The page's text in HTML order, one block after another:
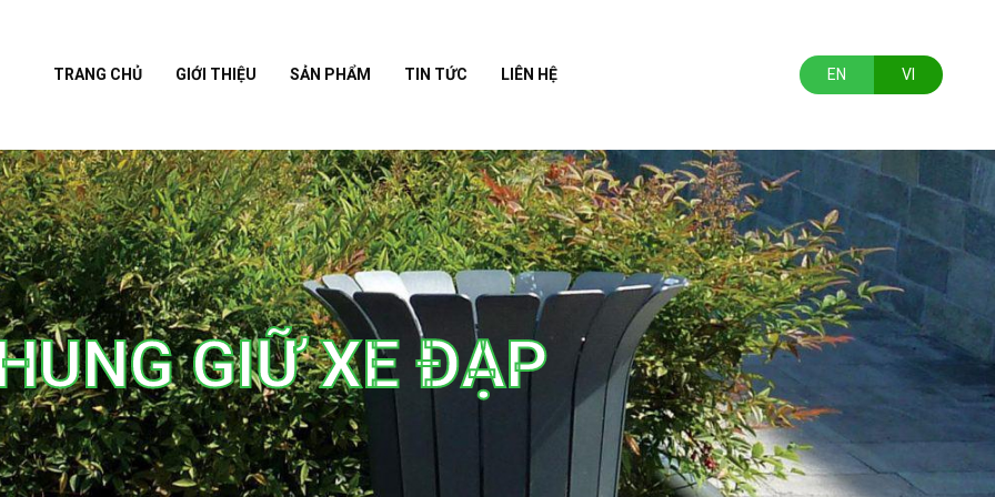
TRANG CHỦ GIỚI THIỆU SẢN PHẨM TIN TỨC LIÊN HỆ EN VI
GIỮ XE ĐẠP